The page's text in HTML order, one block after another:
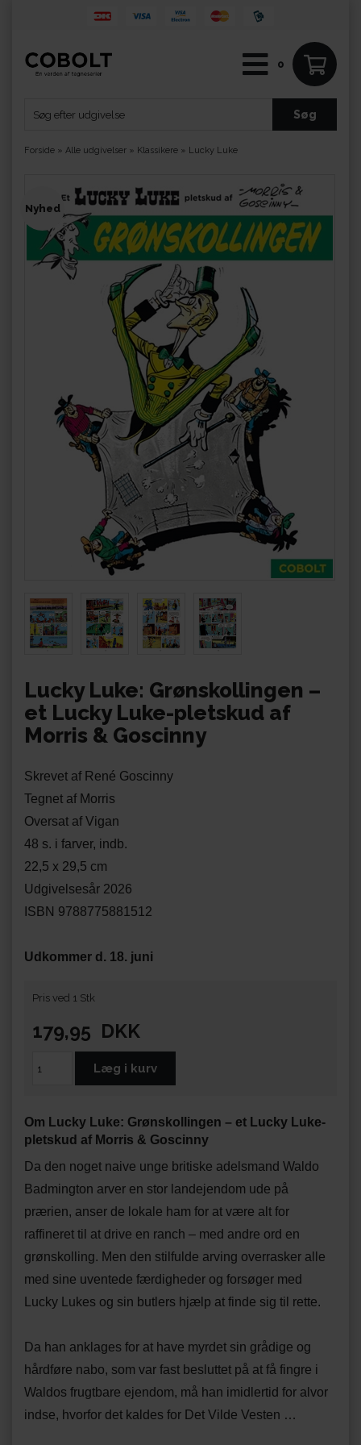
0
Forside » Alle udgivelser » Klassikere » Lucky Luke
Nyhed
Lucky Luke: Grønskollingen –
et Lucky Luke-pletskud af
Morris & Goscinny
Skrevet af René Goscinny
Tegnet af Morris
Oversat af Vigan
48 s. i farver, indb.
22,5 x 29,5 cm
Udgivelsesår 2026
ISBN 9788775881512
Udkommer d. 18. juni
Pris ved 1 Stk
179,95 DKK
Om Lucky Luke: Grønskollingen – et Lucky Luke-
pletskud af Morris & Goscinny
Da den noget naive unge britiske adelsmand Waldo
Badmington arver en stor landejendom ude på
prærien, anser de lokale ham for at være alt for
raffineret til at drive en ranch – med andre ord en
grønskolling. Men den stilfulde arving overrasker alle
med sine uventede færdigheder og forsøger med
Lucky Lukes og sin butlers hjælp at finde sig til rette.
Da han anklages for at have myrdet sin grådige og
hårdføre nabo, som var fast besluttet på at få fingre i
Waldos frugtbare ejendom, må han imidlertid for alvor
indse, hvorfor det kaldes for Det Vilde Vesten …